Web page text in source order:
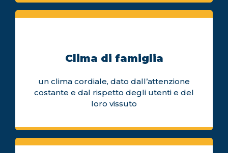
Clima di famiglia
un clima cordiale, dato dall’attenzione
costante e dal rispetto degli utenti e del
loro vissuto